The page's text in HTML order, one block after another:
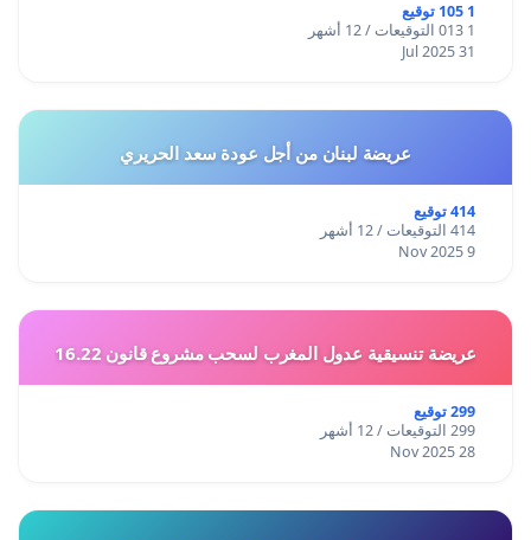
1 105 توقيع
1 013 التوقيعات / 12 أشهر
31 Jul 2025
عريضة لبنان من أجل عودة سعد الحريري
414 توقيع
414 التوقيعات / 12 أشهر
9 Nov 2025
عريضة تنسيقية عدول المغرب لسحب مشروع قانون 16.22
299 توقيع
299 التوقيعات / 12 أشهر
28 Nov 2025